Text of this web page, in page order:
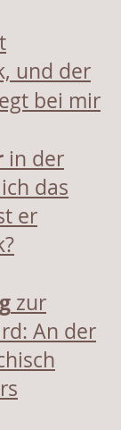
und der
bei mir
in der
das
er
zur
An der